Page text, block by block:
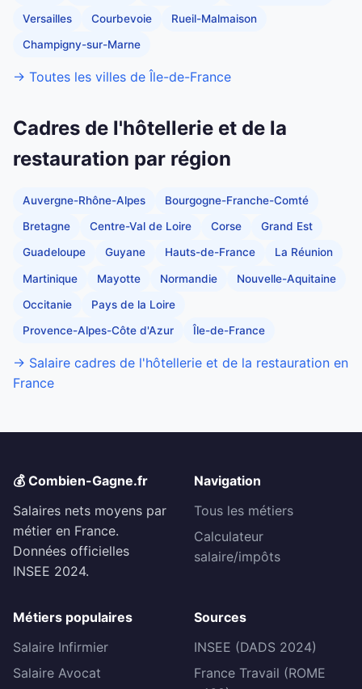
Versailles Courbevoie Rueil-Malmaison
Champigny-sur-Marne
→ Toutes les villes de Île-de-France
Cadres de l'hôtellerie et de la
restauration par région
Auvergne-Rhône-Alpes Bourgogne-Franche-Comté
Bretagne Centre-Val de Loire Corse Grand Est
Guadeloupe Guyane Hauts-de-France La Réunion
Martinique Mayotte Normandie Nouvelle-Aquitaine
Occitanie Pays de la Loire
Provence-Alpes-Côte d'Azur Île-de-France
→ Salaire cadres de l'hôtellerie et de la restauration en
France
💰 Combien-Gagne.fr
Salaires nets moyens par
métier en France.
Données officielles
INSEE 2024.
Navigation
Tous les métiers
Calculateur
salaire/impôts
Métiers populaires
Salaire Infirmier
Salaire Avocat
Sources
INSEE (DADS 2024)
France Travail (ROME